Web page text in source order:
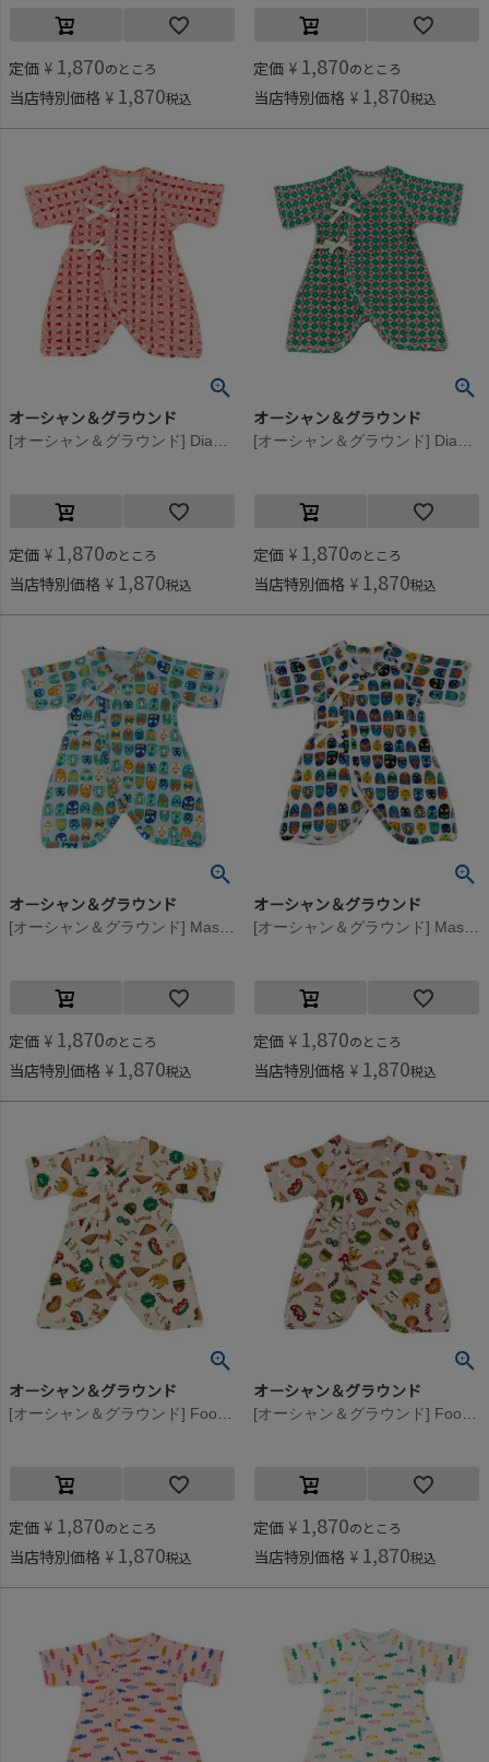
定価 ¥ 1,870のところ
当店特別価格 ¥ 1,870税込
定価 ¥ 1,870のところ
当店特別価格 ¥ 1,870税込
オーシャン＆グラウンド
[オーシャン＆グラウンド] DiamondHeartコンビ肌着 サーモンピンク(SP)
定価 ¥ 1,870のところ
当店特別価格 ¥ 1,870税込
オーシャン＆グラウンド
[オーシャン＆グラウンド] DiamondHeartコンビ肌着 グリーン(GR)
定価 ¥ 1,870のところ
当店特別価格 ¥ 1,870税込
オーシャン＆グラウンド
[オーシャン＆グラウンド] Maskコンビ肌着 ライトブルー(LB)
定価 ¥ 1,870のところ
当店特別価格 ¥ 1,870税込
オーシャン＆グラウンド
[オーシャン＆グラウンド] Maskコンビ肌着 アイボリー(IV)
定価 ¥ 1,870のところ
当店特別価格 ¥ 1,870税込
オーシャン＆グラウンド
[オーシャン＆グラウンド] Foodコンビ肌着 オフホワイト(OW)
定価 ¥ 1,870のところ
当店特別価格 ¥ 1,870税込
オーシャン＆グラウンド
[オーシャン＆グラウンド] Foodコンビ肌着 グレージュ(GE)
定価 ¥ 1,870のところ
当店特別価格 ¥ 1,870税込